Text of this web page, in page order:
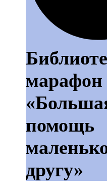
марафон
помощь
другу»